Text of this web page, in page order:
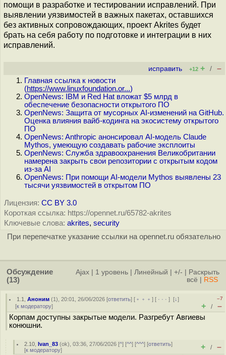
помощи в разработке и тестировании исправлений. При
выявлении уязвимостей в важных пакетах, оставшихся
без активных сопровождающих, проект Akrites будет
брать на себя работу по подготовке и интеграции в них
исправлений.
исправить +12 + / –
Главная ссылка к новости
(https://www.linuxfoundation.or...)
OpenNews: IBM и Red Hat вложат $5 млрд в
обеспечение безопасности открытого ПО
OpenNews: Защита от мусорных AI-изменений на GitHub.
Оценка влияния вайб-кодинга на экосистему открытого
ПО
OpenNews: Anthropic анонсировал AI-модель Claude
Mythos, умеющую создавать рабочие эксплоиты
OpenNews: Служба здравоохранения Великобритании
намерена закрыть свои репозитории с открытым кодом
из-за AI
OpenNews: При помощи AI-модели Mythos выявлены 23
тысячи уязвимостей в открытом ПО
Лицензия: CC BY 3.0
Короткая ссылка: https://opennet.ru/65782-akrites
Ключевые слова: akrites, security
При перепечатке указание ссылки на opennet.ru обязательно
Обсуждение
(13)
Ajax 1 уровень Линейный +/-
Раскрыть
всё
RSS
1.1 ,Аноним (1), 20:01, 26/06/2026 [ответить] [ ﹢﹢﹢] [ · · ·][↓]
[к модератору]
–7
+ / –
Корпам доступны закрытые модели. Разгребут Авгиевы
конюшни.
2.10 ,Ivan_83 (ok), 03:36, 27/06/2026 [^] [^^] [^^^] [ответить]
[к модератору] + / –